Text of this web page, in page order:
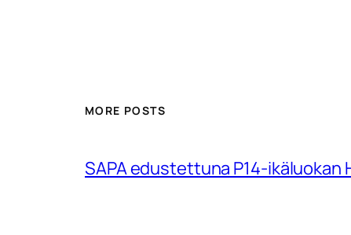
MORE POSTS
SAPA edustettuna P14-